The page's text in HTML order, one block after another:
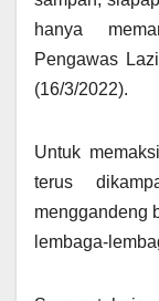
hanya
Pengawas
(16/3/2022).
Untuk
terus
menggandeng
lembaga-